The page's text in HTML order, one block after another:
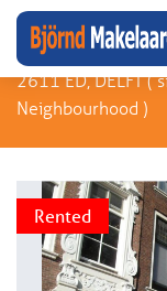
2611 ED, DELFT (
Neighbourhood )
Rented